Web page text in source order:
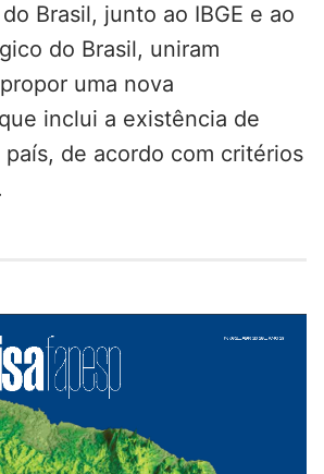
Brasil, junto ao IBGE e ao
do Brasil, uniram
uma nova
inclui a existência de
país, de acordo com critérios